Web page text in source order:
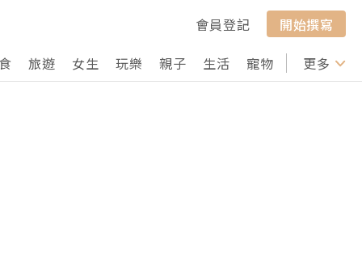
會員登記
開始撰寫
旅遊 女生 玩樂 親子 生活 寵物 行山 打卡
更多